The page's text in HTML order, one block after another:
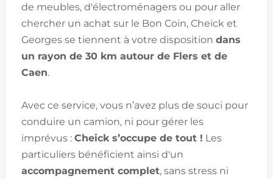
de meubles, d'électroménagers ou pour aller
chercher un achat sur le Bon Coin, Cheick et
Georges se tiennent à votre disposition dans
un rayon de 30 km autour de Flers et de
Caen.
Avec ce service, vous n’avez plus de souci pour
conduire un camion, ni pour gérer les
imprévus : Cheick s’occupe de tout ! Les
particuliers bénéficient ainsi d'un
accompagnement complet, sans stress ni